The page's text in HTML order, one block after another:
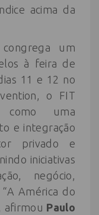
acima da
um
à feira de
11 e 12 no
o FIT
como uma
e integração
privado e
iniciativas
negócio,
América do
afirmou Paulo